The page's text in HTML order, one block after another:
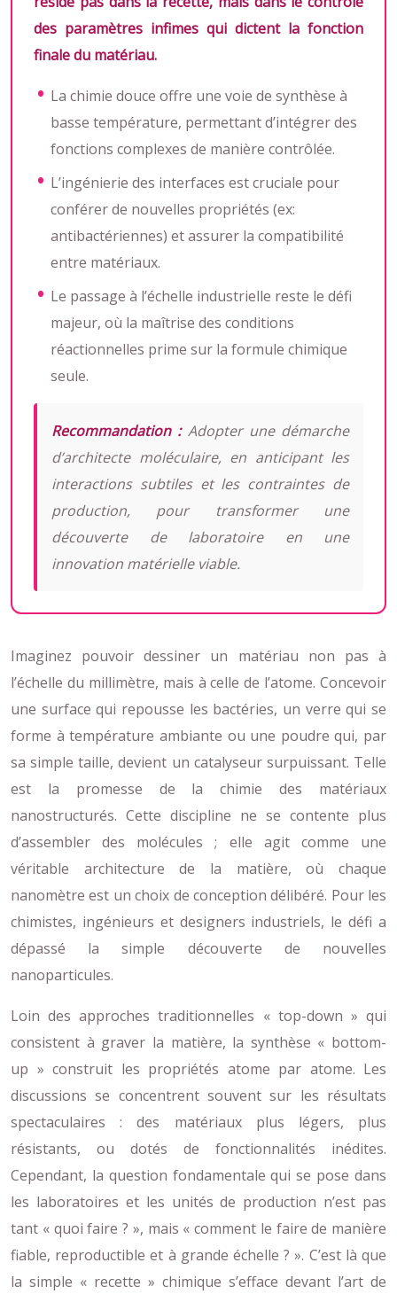
des paramètres infimes qui dictent la fonction
finale du matériau.
La chimie douce offre une voie de synthèse à
basse température, permettant d’intégrer des
fonctions complexes de manière contrôlée.
L’ingénierie des interfaces est cruciale pour
conférer de nouvelles propriétés (ex:
antibactériennes) et assurer la compatibilité
entre matériaux.
Le passage à l’échelle industrielle reste le défi
majeur, où la maîtrise des conditions
réactionnelles prime sur la formule chimique
seule.
Recommandation :Adopter une démarche
d’architecte moléculaire, en anticipant les
interactions subtiles et les contraintes de
production, pour transformer une
découverte de laboratoire en une
innovation matérielle viable.
Imaginez pouvoir dessiner un matériau non pas à
l’échelle du millimètre, mais à celle de l’atome. Concevoir
une surface qui repousse les bactéries, un verre qui se
forme à température ambiante ou une poudre qui, par
sa simple taille, devient un catalyseur surpuissant. Telle
est la promesse de la chimie des matériaux
nanostructurés. Cette discipline ne se contente plus
d’assembler des molécules ; elle agit comme une
véritable architecture de la matière, où chaque
nanomètre est un choix de conception délibéré. Pour les
chimistes, ingénieurs et designers industriels, le défi a
dépassé la simple découverte de nouvelles
nanoparticules.
Loin des approches traditionnelles « top-down » qui
consistent à graver la matière, la synthèse « bottom-
up » construit les propriétés atome par atome. Les
discussions se concentrent souvent sur les résultats
spectaculaires : des matériaux plus légers, plus
résistants, ou dotés de fonctionnalités inédites.
Cependant, la question fondamentale qui se pose dans
les laboratoires et les unités de production n’est pas
tant « quoi faire ? », mais « comment le faire de manière
fiable, reproductible et à grande échelle ? ». C’est là que
la simple « recette » chimique s’efface devant l’art de